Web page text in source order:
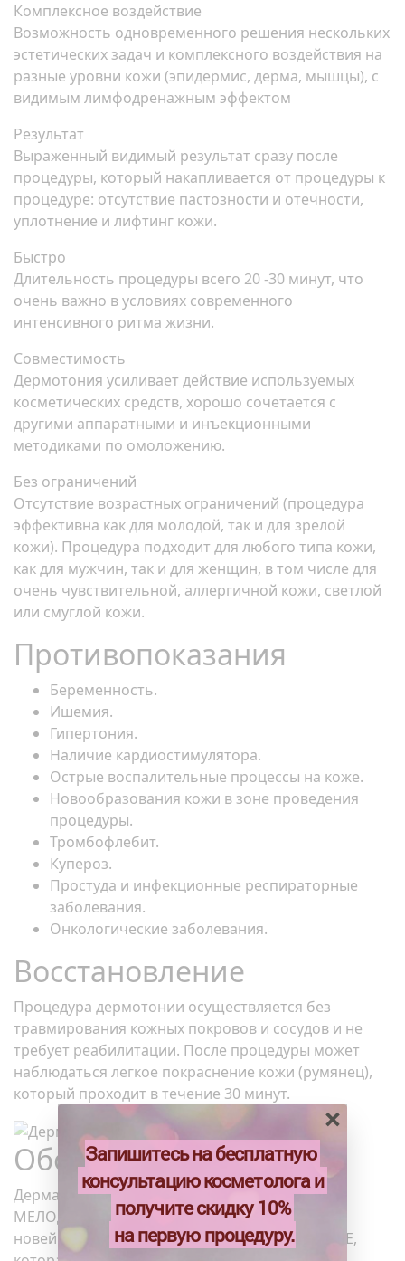
Комплексное воздействие
Возможность одновременного решения нескольких
эстетических задач и комплексного воздействия на
разные уровни кожи (эпидермис, дерма, мышцы), с
видимым лимфодренажным эффектом
Результат
Выраженный видимый результат сразу после
процедуры, который накапливается от процедуры к
процедуре: отсутствие пастозности и отечности,
уплотнение и лифтинг кожи.
Быстро
Длительность процедуры всего 20 -30 минут, что
очень важно в условиях современного
интенсивного ритма жизни.
Совместимость
Дермотония усиливает действие используемых
косметических средств, хорошо сочетается с
другими аппаратными и инъекционными
методиками по омоложению.
Без ограничений
Отсутствие возрастных ограничений (процедура
эффективна как для молодой, так и для зрелой
кожи). Процедура подходит для любого типа кожи,
как для мужчин, так и для женщин, в том числе для
очень чувствительной, аллергичной кожи, светлой
или смуглой кожи.
Противопоказания
Беременность.
Ишемия.
Гипертония.
Наличие кардиостимулятора.
Острые воспалительные процессы на коже.
Новообразования кожи в зоне проведения
процедуры.
Тромбофлебит.
Купероз.
Простуда и инфекционные респираторные
заболевания.
Онкологические заболевания.
Восстановление
Процедура дермотонии осуществляется без
травмирования кожных покровов и сосудов и не
требует реабилитации. После процедуры может
наблюдаться легкое покраснение кожи (румянец),
который проходит в течение 30 минут.
Оборудование
Дерматония лица производится на аппарате
МЕЛОДИ II (Корея). В МЕЛОДИ II используется
новейшая биполярная технология FOCUS WAVE,
Запишитесь на бесплатную
консультацию косметолога и
получите скидку 10%
на первую процедуру.
×